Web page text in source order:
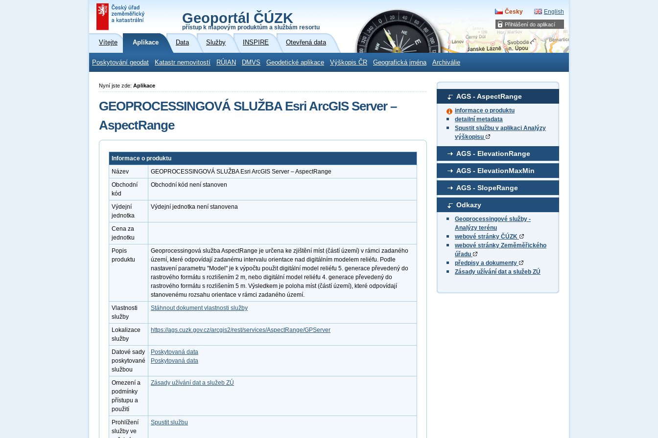
Přihlášení do aplikací
Geoportál ČÚZK
přístup k mapovým produktům a službám resortu
Česky English
Vítejte Aplikace Data Služby INSPIRE Otevřená data
Poskytování geodat Katastr nemovitostí RÚIAN DMVS Geodetické aplikace Výškopis ČR Geografická jména Archiválie
AGS - AspectRange
informace o produktu
detailní metadata
Spustit službu v aplikaci Analýzy
výškopisu
AGS - ElevationRange
AGS - ElevationMaxMin
AGS - SlopeRange
Odkazy
Geoprocessingové služby -
Analýzy terénu
webové stránky ČÚZK
webové stránky Zeměměřického
úřadu
předpisy a dokumenty
Zásady užívání dat a služeb ZÚ
Nyní jste zde: Aplikace
GEOPROCESSINGOVÁ SLUŽBA Esri ArcGIS Server –
AspectRange
Informace o produktu
Název
GEOPROCESSINGOVÁ SLUŽBA Esri ArcGIS Server – AspectRange
Obchodní
kód
Obchodní kód není stanoven
Výdejní
jednotka
Výdejní jednotka není stanovena
Cena za
jednotku
Popis
produktu
Geoprocessingová služba AspectRange je určena ke zjištění míst (částí území) v rámci zadaného
území, které odpovídají zadanému intervalu orientace nad digitálním modelem reliéfu. Podle
nastavení parametru "Model" je k výpočtu použit digitální model reliéfu 5. generace převedený do
rastrového formátu s rozlišením 2 m, nebo digitální model reliéfu 4. generace převedený do
rastrového formátu s rozlišením 5 m. Výsledkem je poloha míst (částí území), které odpovídají
stanovenému rozsahu orientace v rámci zadaného území.
Vlastnosti
služby
Stáhnout dokument vlastnosti služby
Lokalizace
služby
https://ags.cuzk.gov.cz/arcgis2/rest/services/AspectRange/GPServer
Datové sady
poskytované
službou
Poskytovaná data
Poskytovaná data
Omezení a
podmínky
přístupu a
použití
Zásady užívání dat a služeb ZÚ
Prohlížení
služby ve
Spustit službu